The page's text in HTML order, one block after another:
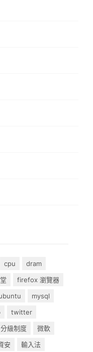
cpu
dram
firefox 瀏覽器
mysql
twitter
分級制度
微軟
安 輸入法